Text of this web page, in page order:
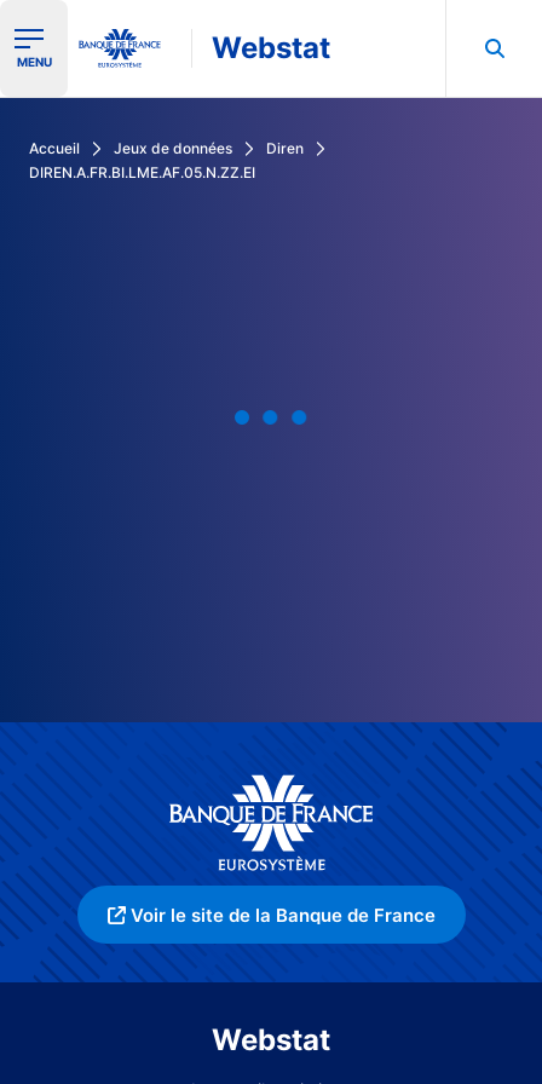
Ouvrir le menu de navigation
MENU Webstat
Accueil Jeux de données
Diren
DIREN.A.FR.BI.LME.AF.05.N.ZZ.EI
Voir le site de la Banque de France
Webstat